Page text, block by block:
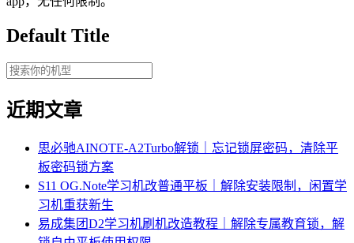
Default Title
近期文章
思必驰AINOTE‑A2Turbo解锁｜忘记锁屏密码，清除平
板密码锁方案
S11 OG.Note学习机改普通平板｜解除安装限制，闲置学
习机重获新生
易成集团D2学习机刷机改造教程｜解除专属教育锁，解